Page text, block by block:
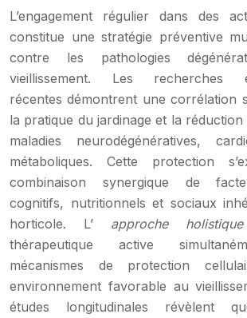
L’engagement régulier dans des
constitue une stratégie préventive
contre les pathologies
vieillissement. Les recherches
récentes démontrent une corrélation
la pratique du jardinage et la réduction
maladies neurodégénératives,
métaboliques. Cette protection
combinaison synergique de
cognitifs, nutritionnels et sociaux
horticole. L’ approche
thérapeutique active
mécanismes de protection
environnement favorable au
études longitudinales révèlent